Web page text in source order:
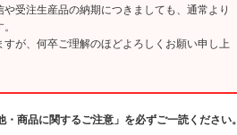
受注生産品の納期につきましても、通常より
すが、何卒ご理解のほどよろしくお願い申し上
・商品に関するご注意」を必ずご一読ください。